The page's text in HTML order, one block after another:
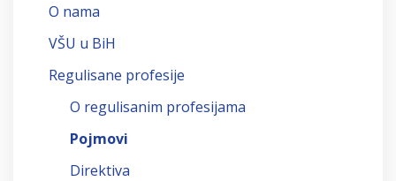
O nama
VŠU u BiH
Regulisane profesije
O regulisanim profesijama
Pojmovi
Direktiva